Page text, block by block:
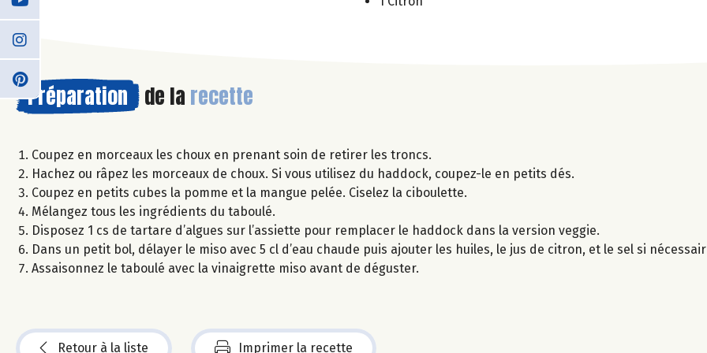
Préparation de la recette
Coupez en morceaux les choux en prenant soin de retirer les troncs.
Hachez ou râpez les morceaux de choux. Si vous utilisez du haddock, coupez-le en petits dés.
Coupez en petits cubes la pomme et la mangue pelée. Ciselez la ciboulette.
Mélangez tous les ingrédients du taboulé.
Disposez 1 cs de tartare d’algues sur l’assiette pour remplacer le haddock dans la version veggie.
Dans un petit bol, délayer le miso avec 5 cl d’eau chaude puis ajouter les huiles, le jus de citron, et le sel si
Assaisonnez le taboulé avec la vinaigrette miso avant de déguster.
Retour à la liste Imprimer la recette